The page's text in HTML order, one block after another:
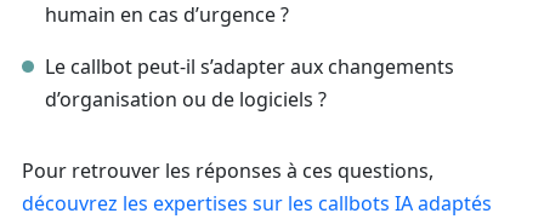
humain en cas d’urgence ?
Le callbot peut-il s’adapter aux changements
d’organisation ou de logiciels ?
Pour retrouver les réponses à ces questions,
découvrez les expertises sur les callbots IA adaptés